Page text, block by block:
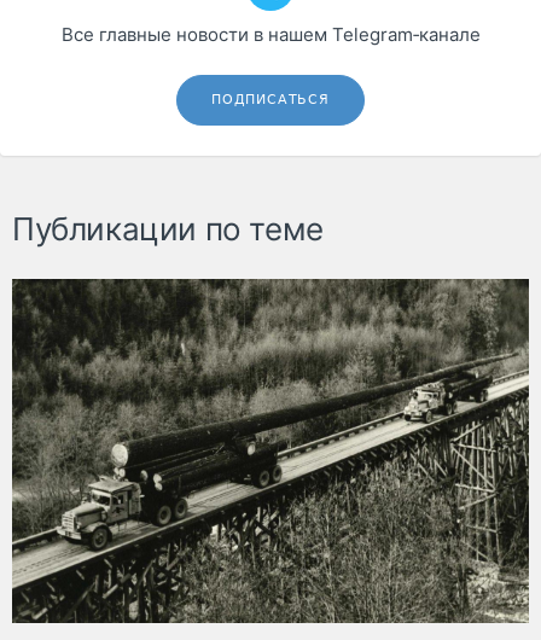
Все главные новости в нашем Telegram‑канале
ПОДПИСАТЬСЯ
Публикации по теме